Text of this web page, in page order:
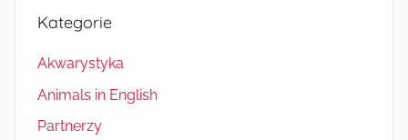
Kategorie
Akwarystyka
Animals in English
Partnerzy